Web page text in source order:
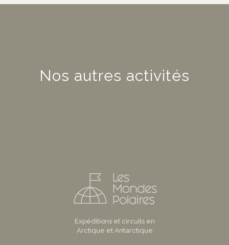
Nos autres activités
Expéditions et circuits en
Arctique et Antarctique